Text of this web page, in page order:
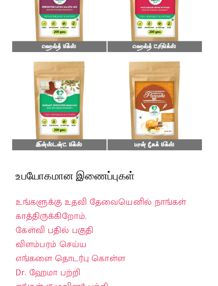
உபயோகமான இணைப்புகள்
உங்களுக்கு உதவி தேவையெனில் நாங்கள்
காத்திருக்கிறோம்.
கேள்வி பதில் பகுதி
விளம்பரம் செய்ய
எங்களை தொடர்பு கொள்ள
Dr. ஹேமா பற்றி